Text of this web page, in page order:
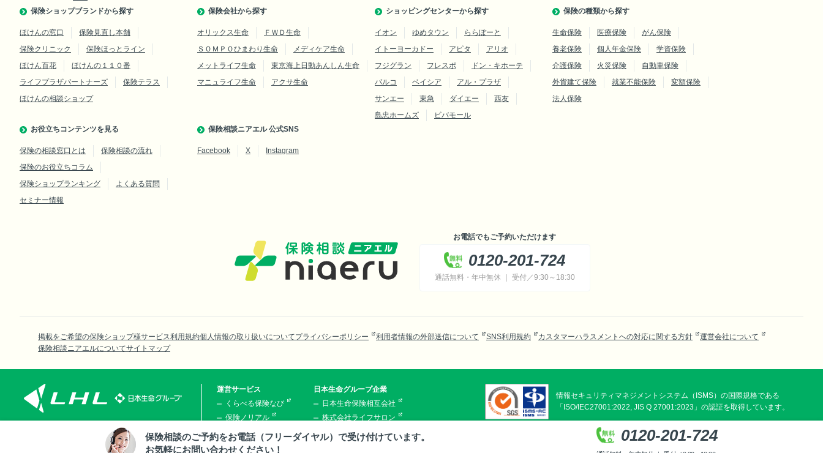
保険ショップブランドから探す
ほけんの窓口
保険見直し本舗
保険クリニック
保険ほっとライン
ほけん百花
ほけんの１１０番
ライフプラザパートナーズ
保険テラス
ほけんの相談ショップ
保険会社から探す
オリックス生命
ＦＷＤ生命
ＳＯＭＰＯひまわり生命
メディケア生命
メットライフ生命
東京海上日動あんしん生命
マニュライフ生命
アクサ生命
ショッピングセンターから探す
イオン ゆめタウン
ららぽーと
イトーヨーカドー
アピタ
アリオ
フジグラン
フレスポ
ドン・キホーテ
パルコ
ベイシア
アル・プラザ
サンエー
東急 ダイエー
西友
島忠ホームズ
ビバモール
保険の種類から探す
生命保険 医療保険
がん保険
養老保険
個人年金保険
学資保険
介護保険
火災保険
自動車保険
外貨建て保険
就業不能保険
変額保険
法人保険
お役立ちコンテンツを見る
保険の相談窓口とは
保険相談の流れ
保険のお役立ちコラム
保険ショップランキング
よくある質問
セミナー情報
保険相談ニアエル 公式SNS
Facebook X Instagram
お電話でもご予約いただけます
0120-201-724
通話無料・年中無休 ｜ 受付／9:30～18:30
掲載をご希望の保険ショップ様サービス利用規約個人情報の取り扱いについてプライバシーポリシー 利用者情報の外部送信について SNS利用規約 カスタマーハラスメントへの対応に関する方針
運営会社について
保険相談ニアエルについてサイトマップ
東京都新宿区西新宿2丁目4番1号 新宿NSビル4階
運営サービス
くらべる保険なび
保険ノリアル
くらしのお金ニアエル
日本生命グループ企業
日本生命保険相互会社
株式会社ライフサロン
株式会社ほけんの110番
情報セキュリティマネジメントシステム（ISMS）の国際規格である
「ISO/IEC27001:2022, JIS Q 27001:2023」の認証を取得しています。
保険相談のご予約をお電話（フリーダイヤル）で受け付けています。
お気軽にお問い合わせください！
0120-201-724